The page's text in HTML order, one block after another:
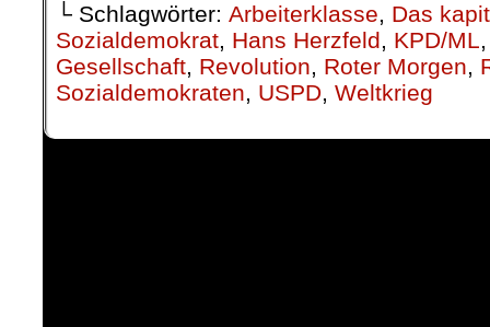
└ Schlagwörter: Arbeiterklasse, Das
Sozialdemokrat, Hans Herzfeld, KPD/ML
Gesellschaft, Revolution, Roter Morgen,
Sozialdemokraten, USPD, Weltkrieg